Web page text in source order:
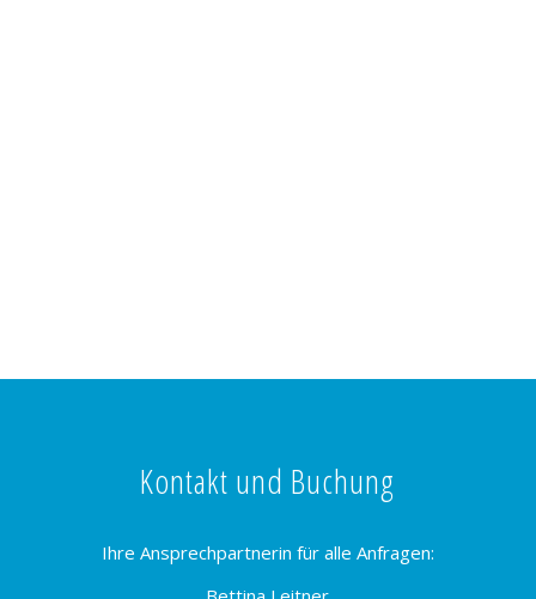
Kontakt und Buchung
Ihre Ansprechpartnerin für alle Anfragen: